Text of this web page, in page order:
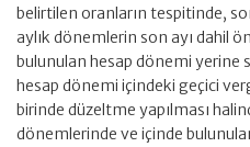
belirtilen oranların tespitinde,
aylık dönemlerin son ayı dahil
bulunulan hesap dönemi yerine
hesap dönemi içindeki geçici
birinde düzeltme yapılması
dönemlerinde ve içinde